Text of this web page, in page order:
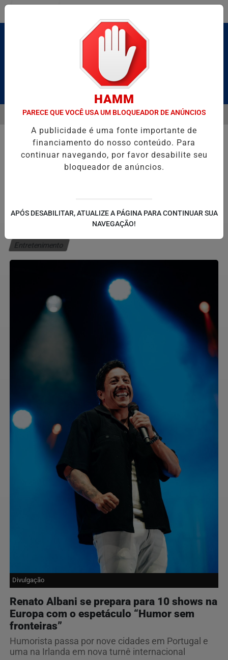
Pesquisar Notícia
E CAIQUE PIMENTA COM O MELHOR DO AXÉ DAS ANTIGAS
EM ALTA
MENU
Entretenimento
Divulgação
Renato Albani se prepara para 10 shows na
Europa com o espetáculo “Humor sem
fronteiras”
Humorista passa por nove cidades em Portugal e
uma na Irlanda em nova turnê internacional
HAMM
PARECE QUE VOCÊ USA UM BLOQUEADOR DE ANÚNCIOS
A publicidade é uma fonte importante de
financiamento do nosso conteúdo. Para
continuar navegando, por favor desabilite seu
bloqueador de anúncios.
APÓS DESABILITAR, ATUALIZE A PÁGINA PARA CONTINUAR SUA
NAVEGAÇÃO!